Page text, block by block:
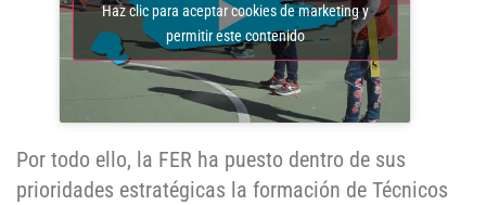
Haz clic para aceptar cookies de marketing y
permitir este contenido
Por todo ello, la FER ha puesto dentro de sus
prioridades estratégicas la formación de Técnicos